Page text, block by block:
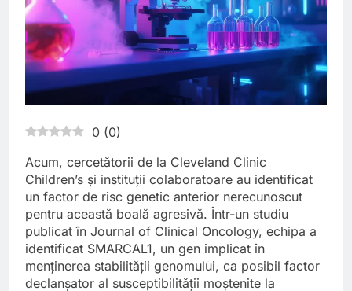
0 (0)
Acum, cercetătorii de la Cleveland Clinic
Children’s și instituții colaboratoare au identificat
un factor de risc genetic anterior nerecunoscut
pentru această boală agresivă. Într-un studiu
publicat în Journal of Clinical Oncology, echipa a
identificat SMARCAL1, un gen implicat în
menținerea stabilității genomului, ca posibil factor
declanșator al susceptibilității moștenite la